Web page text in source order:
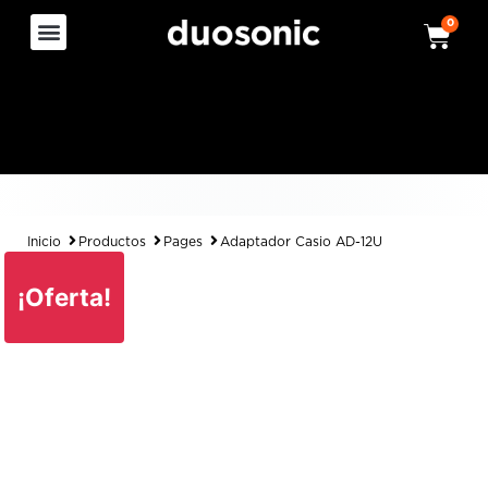
0
Inicio Productos Pages Adaptador Casio AD-12U
¡Oferta!